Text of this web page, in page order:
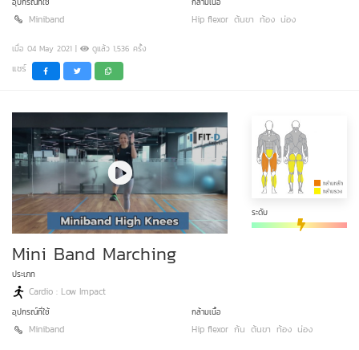
Miniband Hip flexor ต้นขา ท้อง น่อง
เมื่อ 04 May 2021 | ดูแล้ว 1,536 ครั้ง
แชร์
ระดับ
Mini Band Marching
ประเภท
Cardio : Low Impact
อุปกรณ์ที่ใช้
Miniband
กล้ามเนื้อ
Hip flexor ก้น ต้นขา ท้อง น่อง